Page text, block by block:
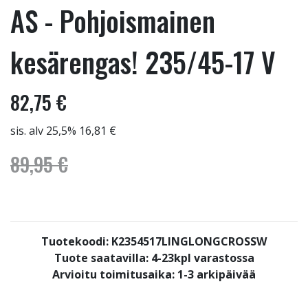
AS - Pohjoismainen
kesärengas! 235/45-17 V
82,75 €
sis. alv 25,5% 16,81 €
89,95 €
Tuotekoodi: K2354517LINGLONGCROSSW
Tuote saatavilla: 4-23kpl varastossa
Arvioitu toimitusaika: 1-3 arkipäivää